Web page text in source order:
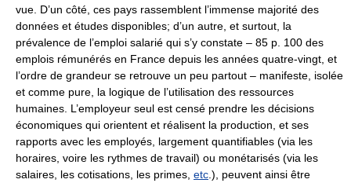
vue. D’un côté, ces pays rassemblent l’immense majorité des
données et études disponibles; d’un autre, et surtout, la
prévalence de l’emploi salarié qui s’y constate – 85 p. 100 des
emplois rémunérés en France depuis les années quatre-vingt, et
l’ordre de grandeur se retrouve un peu partout – manifeste, isolée
et comme pure, la logique de l’utilisation des ressources
humaines. L’employeur seul est censé prendre les décisions
économiques qui orientent et réalisent la production, et ses
rapports avec les employés, largement quantifiables (via les
horaires, voire les rythmes de travail) ou monétarisés (via les
salaires, les cotisations, les primes, etc .), peuvent ainsi être